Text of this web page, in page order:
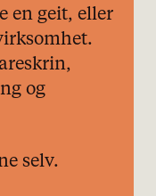
en geit, eller
og
selv.